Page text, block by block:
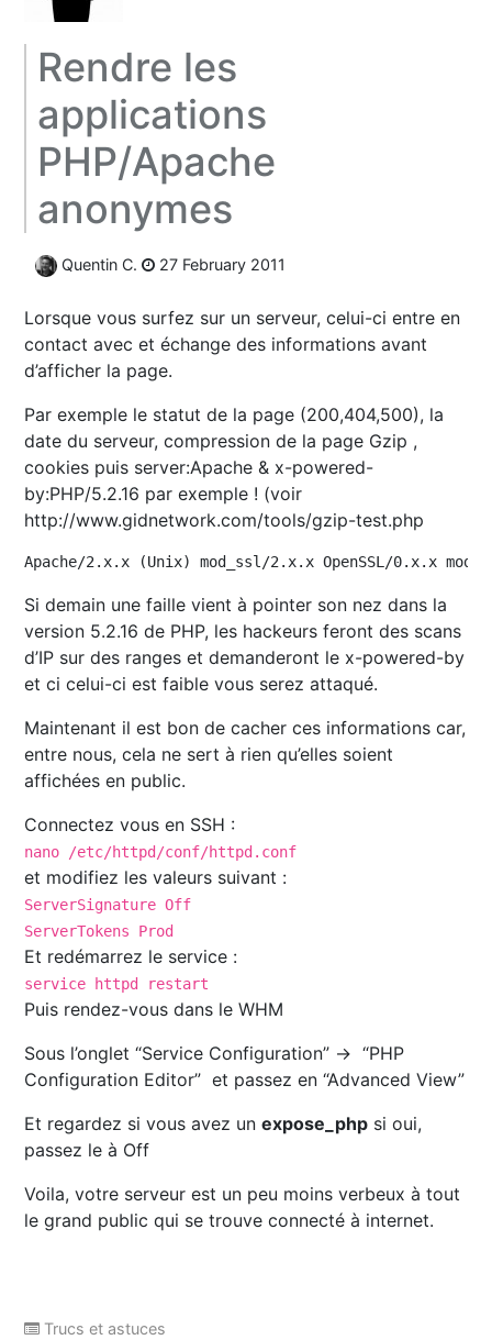
Rendre les
applications
PHP/Apache
anonymes
Quentin C. 27 February 2011
Lorsque vous surfez sur un serveur, celui-ci entre en
contact avec et échange des informations avant
d’afficher la page.
Par exemple le statut de la page (200,404,500), la
date du serveur, compression de la page Gzip ,
cookies puis server:Apache & x-powered-
by:PHP/5.2.16 par exemple ! (voir
http://www.gidnetwork.com/tools/gzip-test.php
Apache/2.x.x (Unix) mod_ssl/2.x.x OpenSSL/0.x.x
Si demain une faille vient à pointer son nez dans la
version 5.2.16 de PHP, les hackeurs feront des scans
d’IP sur des ranges et demanderont le x-powered-by
et ci celui-ci est faible vous serez attaqué.
Maintenant il est bon de cacher ces informations car,
entre nous, cela ne sert à rien qu’elles soient
affichées en public.
Connectez vous en SSH :
nano /etc/httpd/conf/httpd.conf
et modifiez les valeurs suivant :
ServerSignature Off
ServerTokens Prod
Et redémarrez le service :
service httpd restart
Puis rendez-vous dans le WHM
Sous l’onglet “Service Configuration” -> “PHP
Configuration Editor” et passez en “Advanced View”
Et regardez si vous avez unexpose_php si oui,
passez le à Off
Voila, votre serveur est un peu moins verbeux à tout
le grand public qui se trouve connecté à internet.
Trucs et astuces